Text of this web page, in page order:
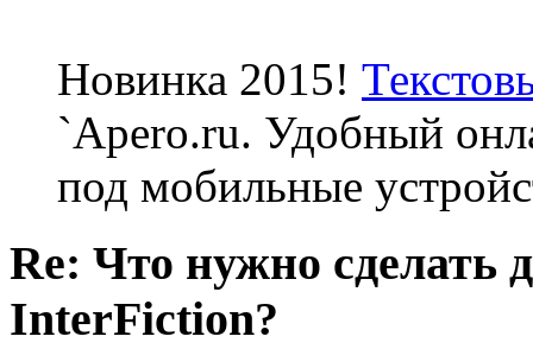
Новинка 2015!
`Apero.ru. Удобный
под мобильные
Re: Что нужно сделать
InterFiction?